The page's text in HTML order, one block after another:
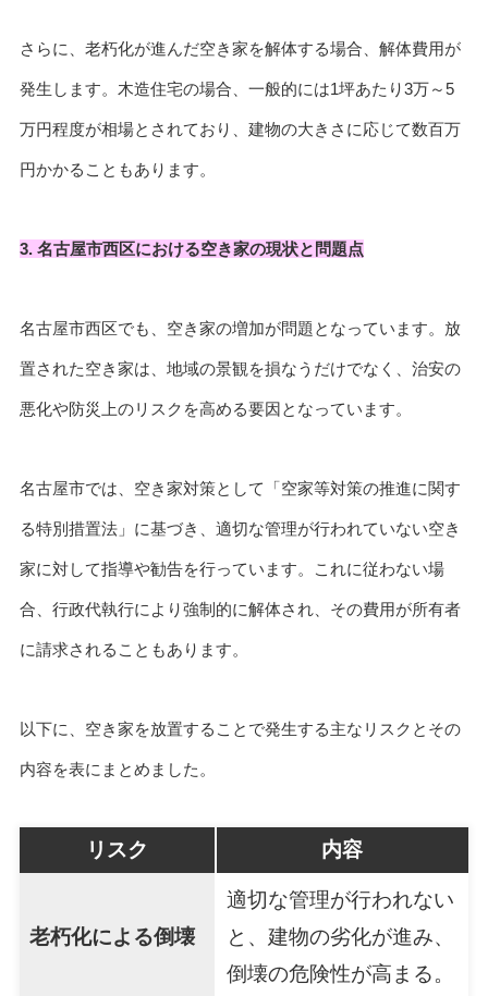
さらに、老朽化が進んだ空き家を解体する場合、解体費用が
発生します。木造住宅の場合、一般的には1坪あたり3万～5
万円程度が相場とされており、建物の大きさに応じて数百万
円かかることもあります。
3. 名古屋市西区における空き家の現状と問題点
名古屋市西区でも、空き家の増加が問題となっています。放
置された空き家は、地域の景観を損なうだけでなく、治安の
悪化や防災上のリスクを高める要因となっています。
名古屋市では、空き家対策として「空家等対策の推進に関す
る特別措置法」に基づき、適切な管理が行われていない空き
家に対して指導や勧告を行っています。これに従わない場
合、行政代執行により強制的に解体され、その費用が所有者
に請求されることもあります。
以下に、空き家を放置することで発生する主なリスクとその
内容を表にまとめました。
リスク 内容
老朽化による倒壊
適切な管理が行われない
と、建物の劣化が進み、
倒壊の危険性が高まる。